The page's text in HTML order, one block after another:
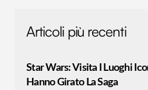
Articoli più recenti
Star Wars: Visita I Luoghi
Hanno Girato La Saga